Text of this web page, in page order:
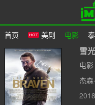
首页 美剧 电影
雪
电影
杰森